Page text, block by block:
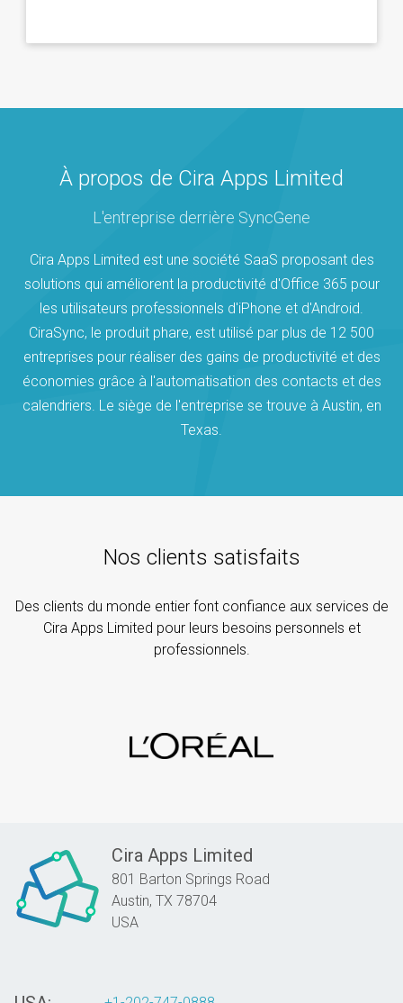
À propos de Cira Apps Limited
L'entreprise derrière SyncGene
Cira Apps Limited est une société SaaS proposant des
solutions qui améliorent la productivité d'Office 365 pour
les utilisateurs professionnels d'iPhone et d'Android.
CiraSync, le produit phare, est utilisé par plus de 12 500
entreprises pour réaliser des gains de productivité et des
économies grâce à l'automatisation des contacts et des
calendriers. Le siège de l'entreprise se trouve à Austin, en
Texas.
Nos clients satisfaits
Des clients du monde entier font confiance aux services de
Cira Apps Limited pour leurs besoins personnels et
professionnels.
Cira Apps Limited
801 Barton Springs Road
Austin, TX 78704
USA